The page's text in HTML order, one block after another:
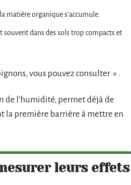
matière organique s’accumule.
souvent dans des sols trop compacts et
vous pouvez consulter » .
de l’humidité, permet déjà de
la première barrière à mettre en
leurs effets